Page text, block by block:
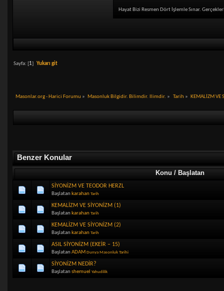
Hayat Bizi Resmen Dört İşlemle Sınar.
Sayfa: [ 1] Yukarı git
Masonlar.org - Harici Forumu » Masonluk Bilgidir. Bilimdir. Ilimdir. » Tarih» KEMALİZM VE
Benzer Konular
Konu / Başlatan
SİYONİZM VE TEODOR HERZL
Başlatan karahan Tarih
KEMALİZM VE SİYONİZM (1)
Başlatan karahan Tarih
KEMALİZM VE SİYONİZM (2)
Başlatan karahan Tarih
ASIL SİYONİZM (EKEİR – 15)
Başlatan ADAM Dunya Masonluk Tarihi
SİYONİZM NEDİR?
Başlatan shemuel Yahudilik